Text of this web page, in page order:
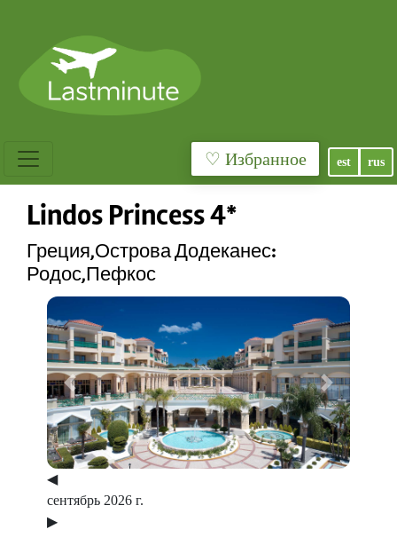
♡ Избранное est rus
Lindos Princess 4*
Греция,Острова Додеканес:
Родос,Пефкос
Previous Next
◀
сентябрь 2026 г.
▶